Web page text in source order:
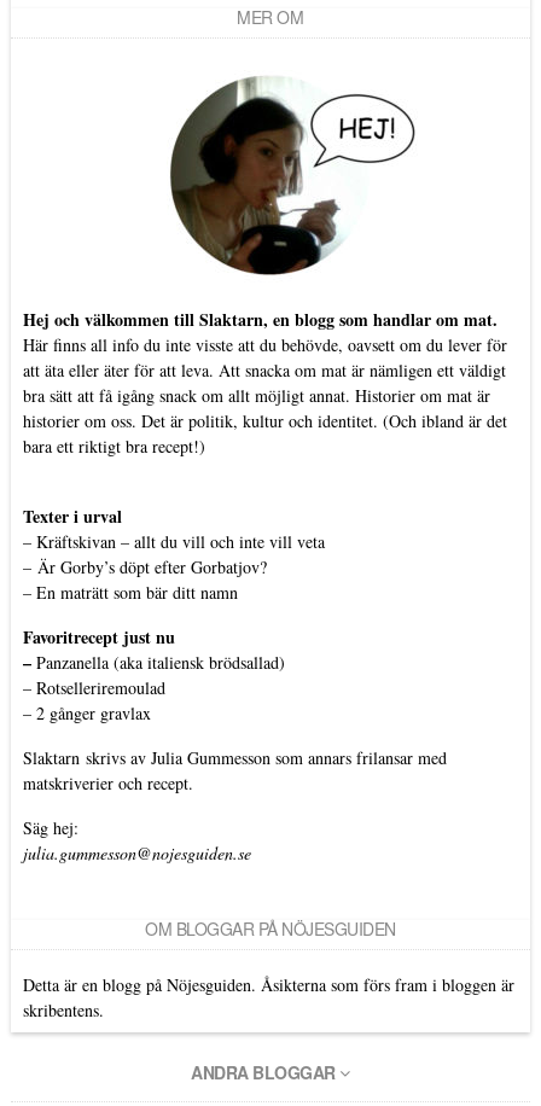
MER OM
Hej och välkommen till Slaktarn, en blogg som handlar om mat.
Här finns all info du inte visste att du behövde, oavsett om du lever för
att äta eller äter för att leva. Att snacka om mat är nämligen ett väldigt
bra sätt att få igång snack om allt möjligt annat. Historier om mat är
historier om oss. Det är politik, kultur och identitet. (Och ibland är det
bara ett riktigt bra recept!)
Texter i urval
– Kräftskivan – allt du vill och inte vill veta
– Är Gorby’s döpt efter Gorbatjov?
– En maträtt som bär ditt namn
Favoritrecept just nu
– Panzanella (aka italiensk brödsallad)
– Rotselleriremoulad
– 2 gånger gravlax
Slaktarn skrivs av Julia Gummesson som annars frilansar med
matskriverier och recept.
Säg hej:
julia.gummesson@nojesguiden.se
OM BLOGGAR PÅ NÖJESGUIDEN
Detta är en blogg på Nöjesguiden. Åsikterna som förs fram i bloggen är
skribentens.
ANDRA BLOGGAR